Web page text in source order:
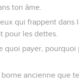
ton âme.
qui frappent dans
pour les dettes.
quoi payer,
ancienne que